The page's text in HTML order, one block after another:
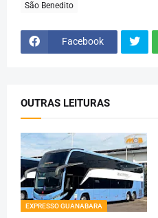
São Benedito
Facebook
OUTRAS LEITURAS
EXPRESSO GUANABARA